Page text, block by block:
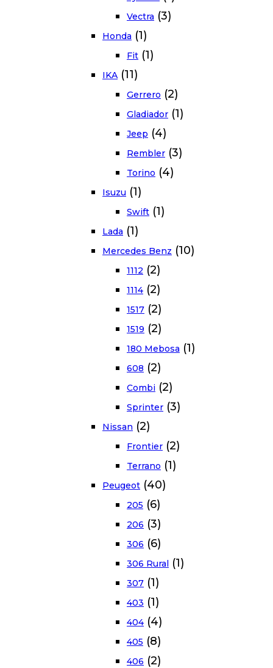
Vectra (3)
Honda (1)
Fit (1)
IKA (11)
Gerrero (2)
Gladiador (1)
Jeep (4)
Rembler (3)
Torino (4)
Isuzu (1)
Swift (1)
Lada (1)
Mercedes Benz (10)
1112 (2)
1114 (2)
1517 (2)
1519 (2)
180 Mebosa (1)
608 (2)
Combi (2)
Sprinter (3)
Nissan (2)
Frontier (2)
Terrano (1)
Peugeot (40)
205 (6)
206 (3)
306 (6)
306 Rural (1)
307 (1)
403 (1)
404 (4)
405 (8)
406 (2)